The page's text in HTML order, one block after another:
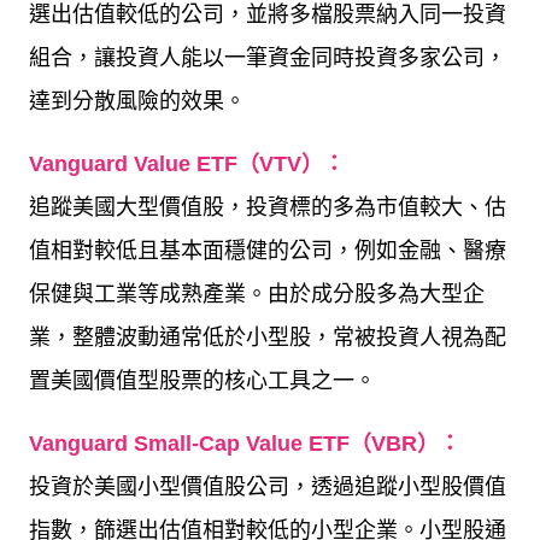
選出估值較低的公司，並將多檔股票納入同一投資
組合，讓投資人能以一筆資金同時投資多家公司，
達到分散風險的效果。
Vanguard Value ETF （VTV）：
追蹤美國大型價值股，投資標的多為市值較大、估
值相對較低且基本面穩健的公司，例如金融、醫療
保健與工業等成熟產業。由於成分股多為大型企
業，整體波動通常低於小型股，常被投資人視為配
置美國價值型股票的核心工具之一。
Vanguard Small-Cap Value ETF （VBR）：
投資於美國小型價值股公司，透過追蹤小型股價值
指數，篩選出估值相對較低的小型企業。小型股通